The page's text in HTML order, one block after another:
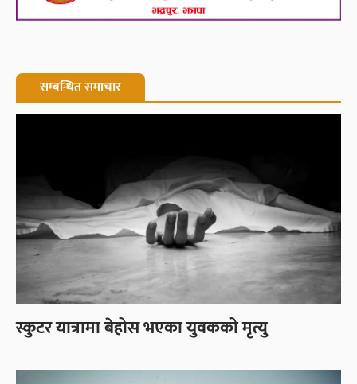
सम्बन्धित समाचार
स्कुटर यात्रामा बेहोस भएका युवकको मृत्यु